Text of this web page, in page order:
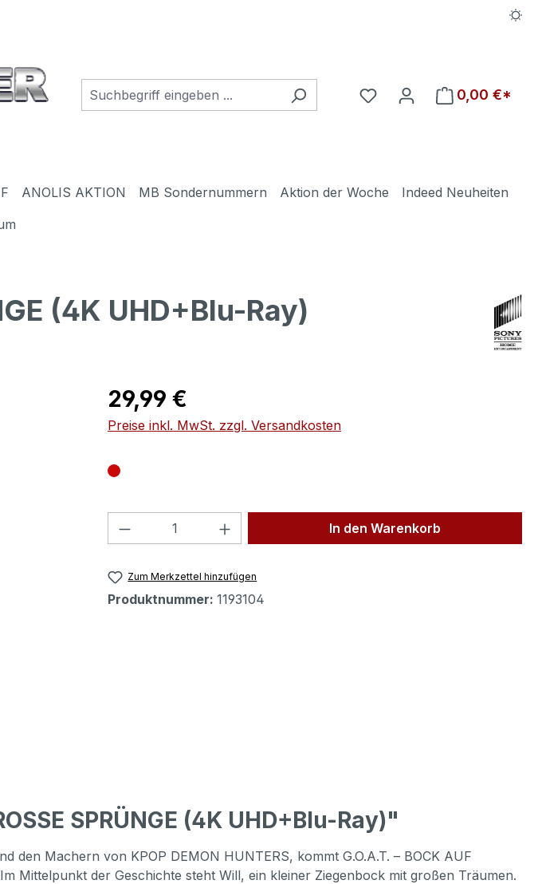
Du hast 0 Produkte auf
0,00 €*
ANOLIS AKTION MB Sondernummern Aktion der Woche
Indeed Neuheiten
(4K UHD+Blu-Ray)
Regulärer Preis:
29,99 €
Preise inkl. MwSt. zzgl. Versandkosten
Produkt Anzahl: Gib den gewünschten Wert
In den Warenkorb
Zum Merkzettel hinzufügen
Produktnummer: 1193104
SPRÜNGE (4K UHD+Blu-Ray)"
Machern von KPOP DEMON HUNTERS, kommt G.O.A.T. – BOCK AUF
Mittelpunkt der Geschichte steht Will, ein kleiner Ziegenbock mit großen Träumen.